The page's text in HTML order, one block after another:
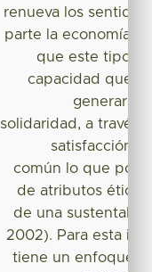
renueva los
parte la economía
que este tipo
capacidad que
generar
solidaridad, a través
satisfacción
común lo que
de atributos
de una
2002). Para esta
tiene un enfoque